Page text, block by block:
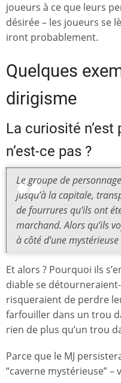
joueurs à ce que leurs
désirée – les joueurs se
iront probablement.
Quelques
dirigisme
La curiosité
n’est-ce pas ?
Le groupe de
jusqu’à la capitale,
de fourrures qu’ils ont
marchand. Alors qu’ils
à côté d’une
Et alors ? Pourquoi ils
diable se
risqueraient de perdre
farfouiller dans un trou
rien de plus qu’un trou
Parce que le MJ
“caverne mystérieuse” –